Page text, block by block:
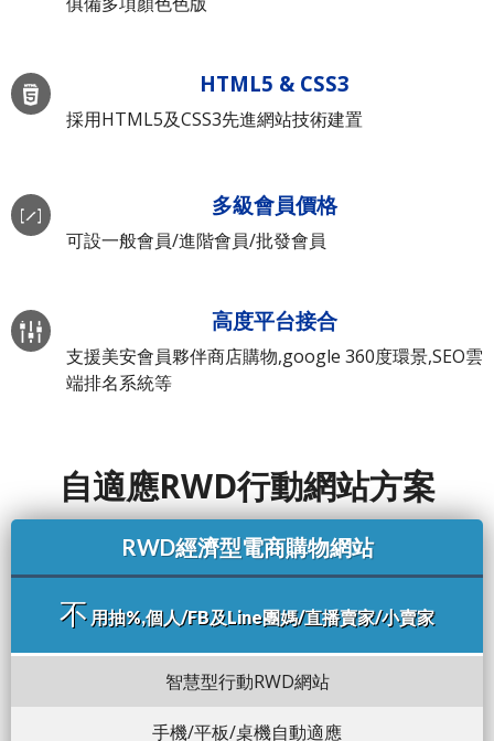
HTML5 & CSS3
採用HTML5及CSS3先進網站技術建置
多級會員價格
可設一般會員/進階會員/批發會員
高度平台接合
支援美安會員夥伴商店購物,google 360度環景,SEO雲
端排名系統等
自適應RWD行動網站方案
RWD經濟型電商購物網站
不 用抽%,個人/FB及Line團媽/直播賣家/小賣家
智慧型行動RWD網站
手機/平板/桌機自動適應